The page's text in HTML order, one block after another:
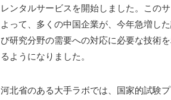
レンタルサービスを開始しました。この
よって、多くの中国企業が、今年急増し
び研究分野の需要への対応に必要な技術
るようになりました。
河北省のある大手ラボでは、国家的試験